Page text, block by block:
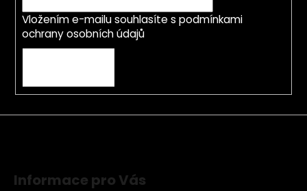
Vložením e-mailu souhlasíte s podmínkami
ochrany osobních údajů
Informace pro Vás